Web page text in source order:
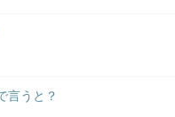
言うと？